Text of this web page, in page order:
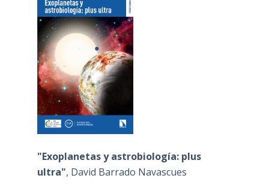
"Exoplanetas y astrobiología: plus
ultra", David Barrado Navascues